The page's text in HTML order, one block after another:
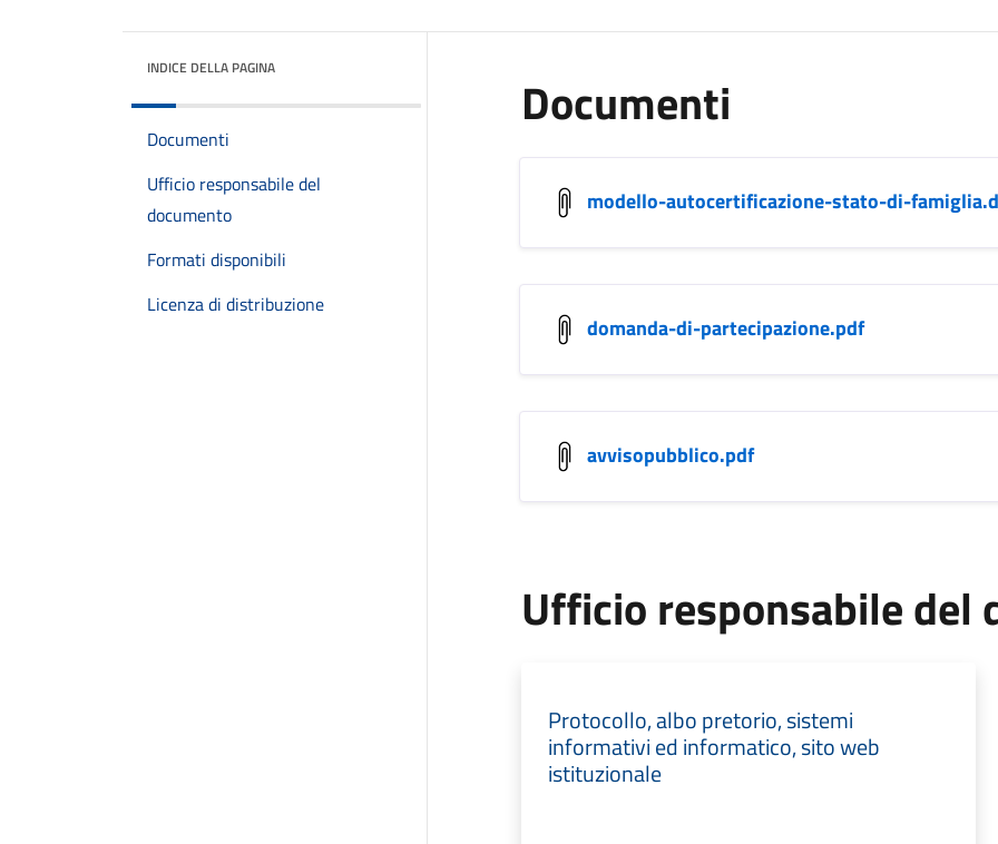
INDICE DELLA PAGINA
Documenti
Ufficio responsabile del
documento
Formati disponibili
Licenza di distribuzione
Documenti
modello-autocertificazione-stato-di-
domanda-di-partecipazione.pdf
avvisopubblico.pdf
Ufficio responsabile del
Protocollo, albo pretorio, sistemi
informativi ed informatico, sito web
istituzionale